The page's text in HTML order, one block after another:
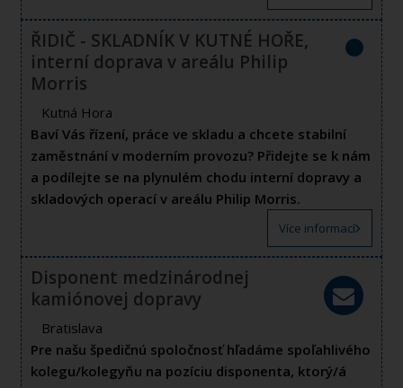
ŘIDIČ - SKLADNÍK V KUTNÉ HOŘE,
interní doprava v areálu Philip
Morris
Kutná Hora
Baví Vás řízení, práce ve skladu a chcete stabilní
zaměstnání v moderním provozu? Přidejte se k nám
a podílejte se na plynulém chodu interní dopravy a
skladových operací v areálu Philip Morris.
Více informací
Disponent medzinárodnej
kamiónovej dopravy
Bratislava
Pre našu špedičnú spoločnosť hľadáme spoľahlivého
kolegu/kolegyňu na pozíciu disponenta, ktorý/á